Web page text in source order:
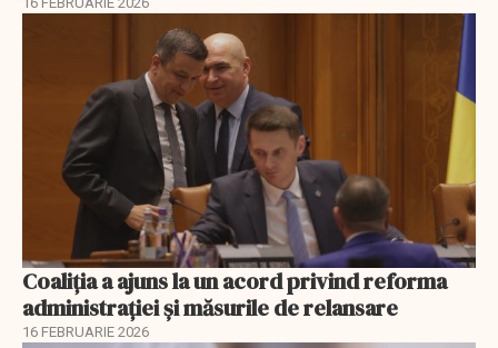
Coaliția a ajuns la un acord privind reforma
administrației și măsurile de relansare
16 FEBRUARIE 2026